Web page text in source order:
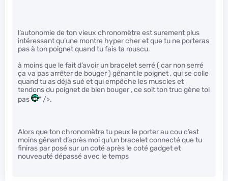
l’autonomie de ton vieux chronomètre est surement plus
intéressant qu’une montre hyper cher et que tu ne porteras
pas à ton poignet quand tu fais ta muscu.
à moins que le fait d’avoir un bracelet serré ( car non serré
ça va pas arrêter de bouger ) gênant le poignet , qui se colle
quand tu as déjà sué et qui empêche les muscles et
tendons du poignet de bien bouger , ce soit ton truc gène toi
pas
" />.
Alors que ton chronomètre tu peux le porter au cou c’est
moins gênant d’après moi qu’un bracelet connecté que tu
finiras par posé sur un coté après le coté gadget et
nouveauté dépassé avec le temps